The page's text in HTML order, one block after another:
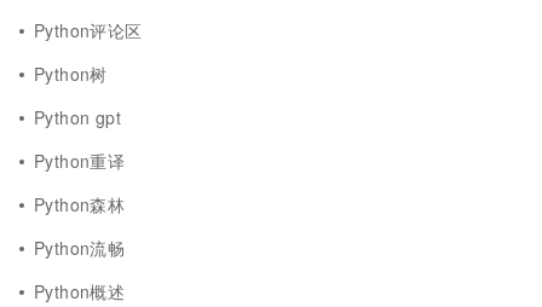
Python评论区
Python树
Python gpt
Python重译
Python森林
Python流畅
Python概述